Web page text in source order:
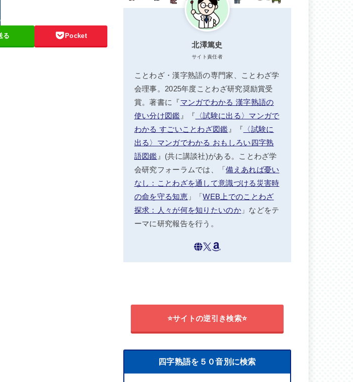
る Pocket
北澤篤史
サイト責任者
ことわざ・漢字熟語の専門家、ことわざ学
会理事。2025年度ことわざ研究奨励賞受
賞。著書に『マンガでわかる 漢字熟語の
使い分け図鑑 』『 〈試験に出る〉マンガで
わかる すごいことわざ図鑑 』『 〈試験に
出る〉マンガでわかる おもしろい四字熟
語図鑑 』(共に講談社)がある。ことわざ学
会研究フォーラムでは、「備えあれば憂い
なし：ことわざを通して意識づける災害時
の命を守る知恵」「WEB上でのことわざ
探求：人々が何を知りたいのか」などをテ
ーマに研究報告を行う。
⭐サイトの逆引き検索⭐
四字熟語を５０音別に検索